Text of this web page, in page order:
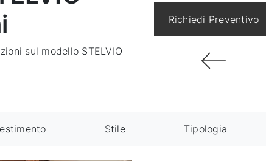
sul modello STELVIO
Richiedi Preventivo
Stile Tipologia